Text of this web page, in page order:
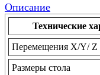
Описание
Технические
Перемещения X/Y/ Z
Размеры стола